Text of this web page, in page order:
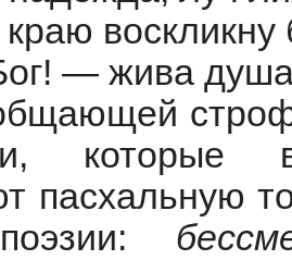
воскликну
— жива
которые
пасхальную